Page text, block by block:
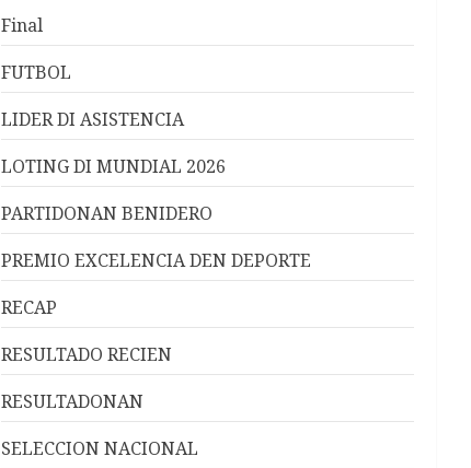
Final
FUTBOL
LIDER DI ASISTENCIA
LOTING DI MUNDIAL 2026
PARTIDONAN BENIDERO
PREMIO EXCELENCIA DEN DEPORTE
RECAP
RESULTADO RECIEN
RESULTADONAN
SELECCION NACIONAL